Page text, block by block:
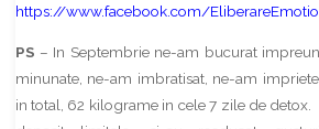
https://www.facebook.com/
PS – In Septembrie ne-am bucurat
minunate, ne-am imbratisat, ne-am
in total, 62 kilograme in cele 7 zile de